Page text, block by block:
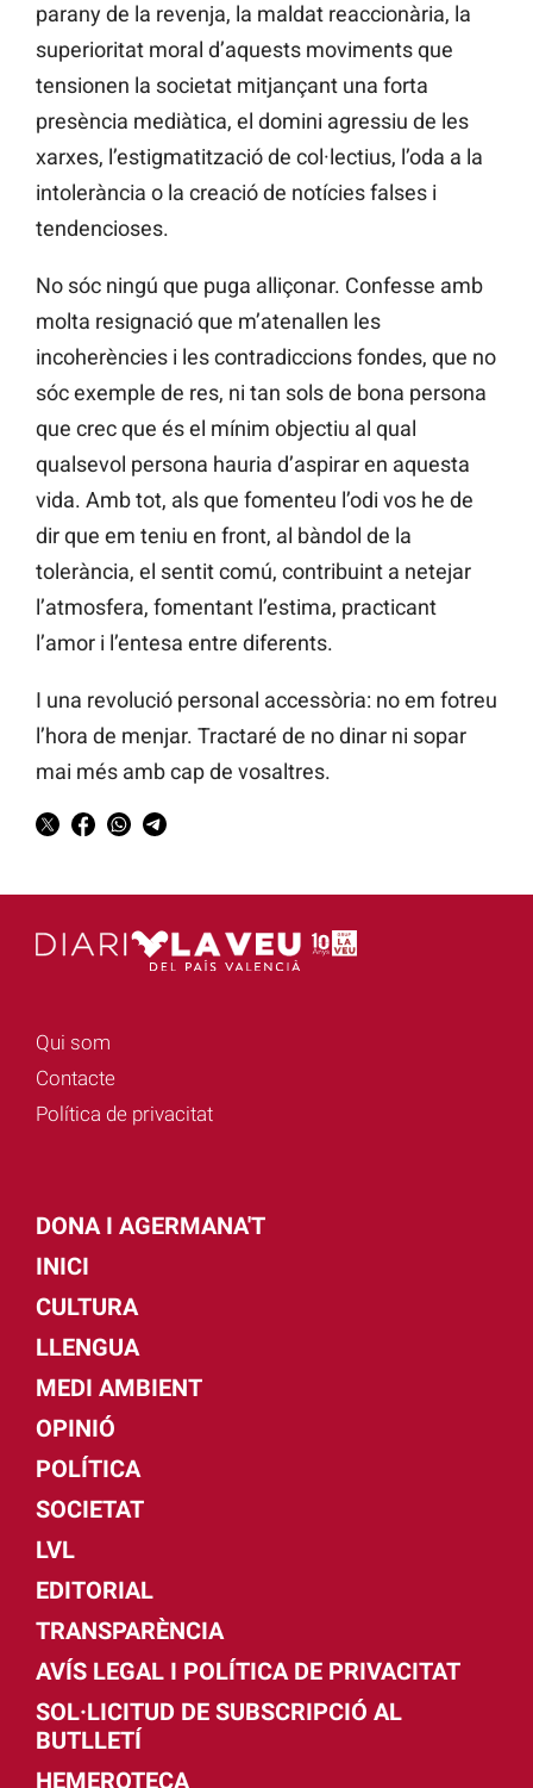
parany de la revenja, la maldat reaccionària, la
superioritat moral d’aquests moviments que
tensionen la societat mitjançant una forta
presència mediàtica, el domini agressiu de les
xarxes, l’estigmatització de col·lectius, l’oda a la
intolerància o la creació de notícies falses i
tendencioses.
No sóc ningú que puga alliçonar. Confesse amb
molta resignació que m’atenallen les
incoherències i les contradiccions fondes, que no
sóc exemple de res, ni tan sols de bona persona
que crec que és el mínim objectiu al qual
qualsevol persona hauria d’aspirar en aquesta
vida. Amb tot, als que fomenteu l’odi vos he de
dir que em teniu en front, al bàndol de la
tolerància, el sentit comú, contribuint a netejar
l’atmosfera, fomentant l’estima, practicant
l’amor i l’entesa entre diferents.
I una revolució personal accessòria: no em fotreu
l’hora de menjar. Tractaré de no dinar ni sopar
mai més amb cap de vosaltres.
Qui som
Contacte
Política de privacitat
DONA I AGERMANA'T
INICI
CULTURA
LLENGUA
MEDI AMBIENT
OPINIÓ
POLÍTICA
SOCIETAT
LVL
EDITORIAL
TRANSPARÈNCIA
AVÍS LEGAL I POLÍTICA DE PRIVACITAT
SOL·LICITUD DE SUBSCRIPCIÓ AL
BUTLLETÍ
HEMEROTECA